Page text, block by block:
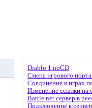
Diablo 1 noCD
Смена игрового
Соединение в играх
Изменение ссылки на
Battle.net сервер в
Подключение к